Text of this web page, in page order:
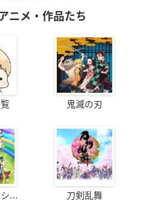
ニメ・作品たち
鬼滅の刃
... 刀剣乱舞